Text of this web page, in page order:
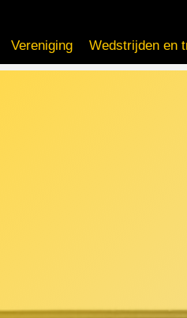
Vereniging Wedstrijden en